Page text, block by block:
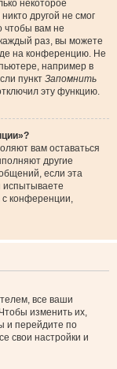
некоторое
другой не смог
чтобы вам не
раз, вы можете
на конференцию. Не
например в
пункт Запомнить
эту функцию.
вам оставаться
другие
если эта
испытываете
конференции,
все ваши
изменить их,
и перейдите по
свои настройки и